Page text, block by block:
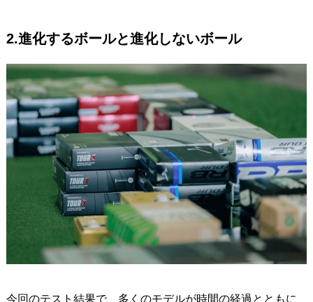
2.進化するボールと進化しないボール
今回のテスト結果で、多くのモデルが時間の経過とともに